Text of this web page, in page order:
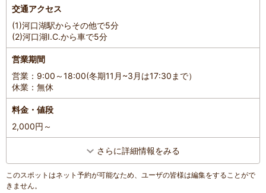
交通アクセス
(1)河口湖駅からその他で5分
(2)河口湖I.C.から車で5分
営業期間
営業：9:00～18:00(冬期11月~3月は17:30まで）
休業：無休
料金・値段
2,000円～
さらに詳細情報をみる
このスポットはネット予約が可能なため、ユーザの皆様は編集をすることがで
きません。